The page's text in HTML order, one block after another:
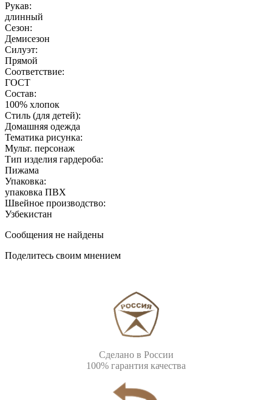
Рукав:
длинный
Сезон:
Демисезон
Силуэт:
Прямой
Соответствие:
ГОСТ
Состав:
100% хлопок
Стиль (для детей):
Домашняя одежда
Тематика рисунка:
Мульт. персонаж
Тип изделия гардероба:
Пижама
Упаковка:
упаковка ПВХ
Швейное производство:
Узбекистан
Сообщения не найдены
Поделитесь своим мнением
Сделано в России
100% гарантия качества